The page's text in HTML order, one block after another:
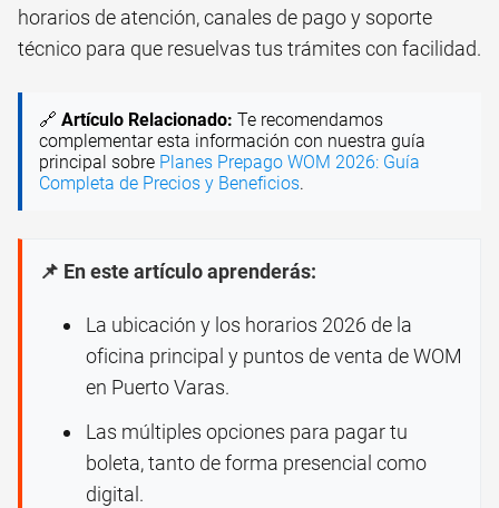
horarios de atención, canales de pago y soporte
técnico para que resuelvas tus trámites con facilidad.
🔗 Artículo Relacionado: Te recomendamos
complementar esta información con nuestra guía
principal sobre Planes Prepago WOM 2026: Guía
Completa de Precios y Beneficios.
📌 En este artículo aprenderás:
La ubicación y los horarios 2026 de la
oficina principal y puntos de venta de WOM
en Puerto Varas.
Las múltiples opciones para pagar tu
boleta, tanto de forma presencial como
digital.